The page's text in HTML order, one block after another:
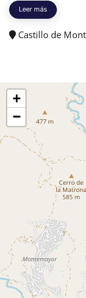
Leer más
Castillo de
+
−